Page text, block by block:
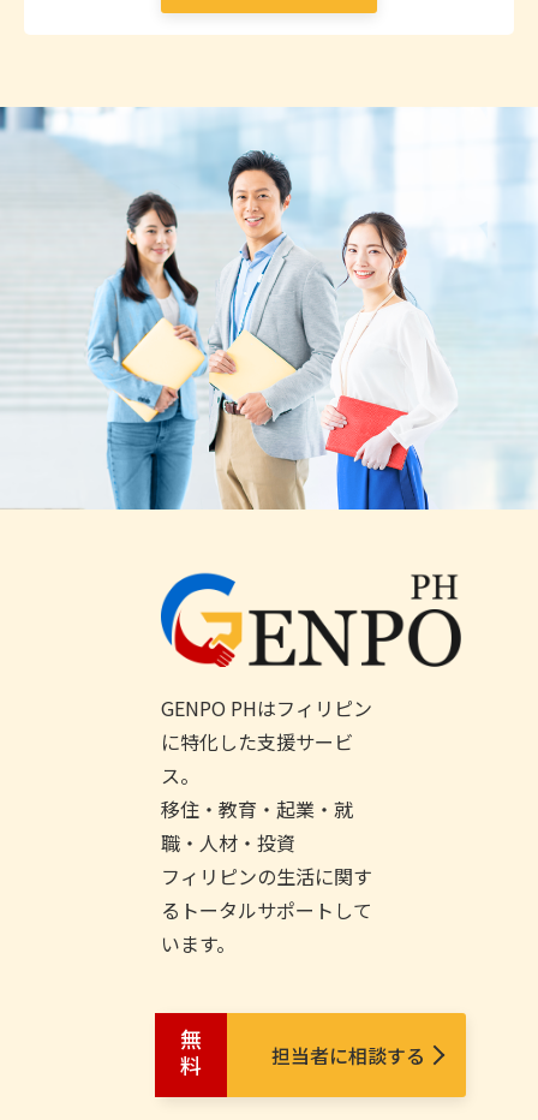
GENPO PHはフィリピン
に特化した支援サービ
ス。
移住・教育・起業・就
職・人材・投資
フィリピンの生活に関す
るトータルサポートして
います。
無料 担当者に相談する